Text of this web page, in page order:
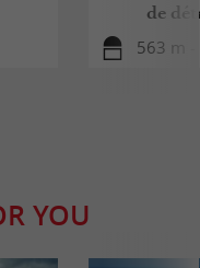
de
563 m -
YOU